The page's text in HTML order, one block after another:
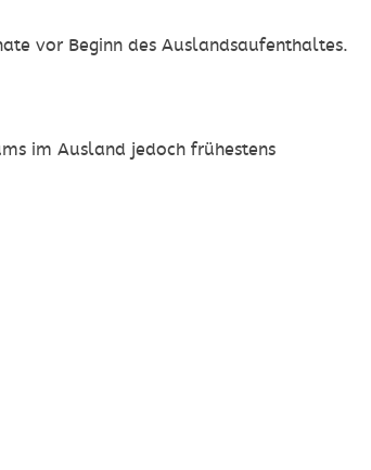
vor Beginn des Auslandsaufenthaltes.
im Ausland jedoch frühestens